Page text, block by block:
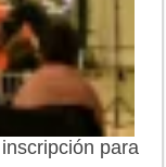
para